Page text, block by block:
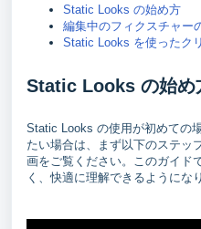
Static Looks の始め方
編集中のフィクスチャー
Static Looks を使ったク
Static Looks の始め
Static Looks の使用が初めての
たい場合は、まず以下のステッ
画をご覧ください。このガイド
く、快適に理解できるようにな